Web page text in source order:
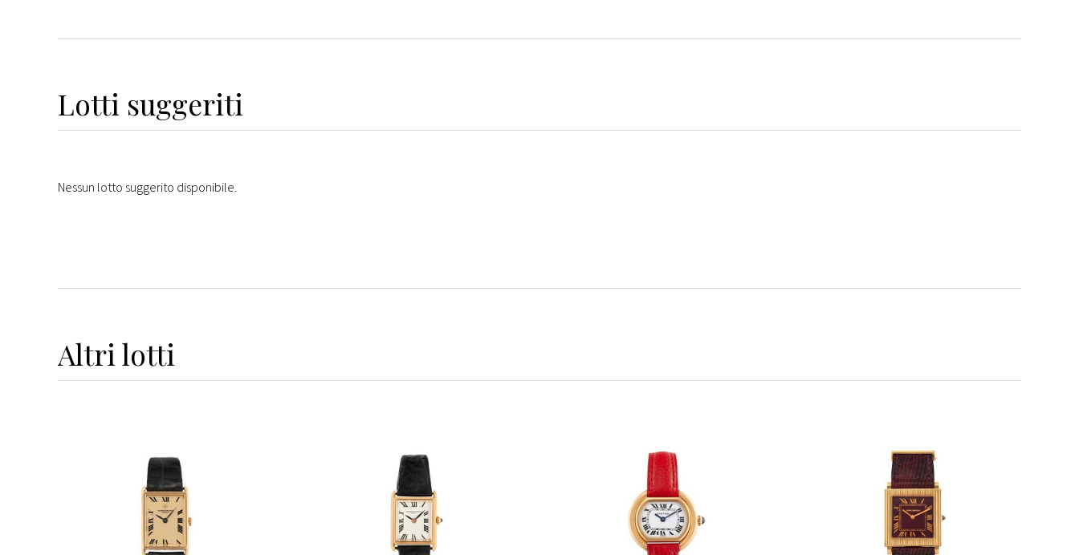
Lotti suggeriti
Nessun lotto suggerito disponibile.
Altri lotti